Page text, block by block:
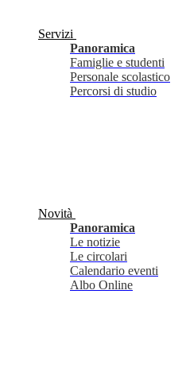
Servizi
Panoramica
Famiglie e studenti
Personale scolastico
Percorsi di studio
Novità
Panoramica
Le notizie
Le circolari
Calendario eventi
Albo Online